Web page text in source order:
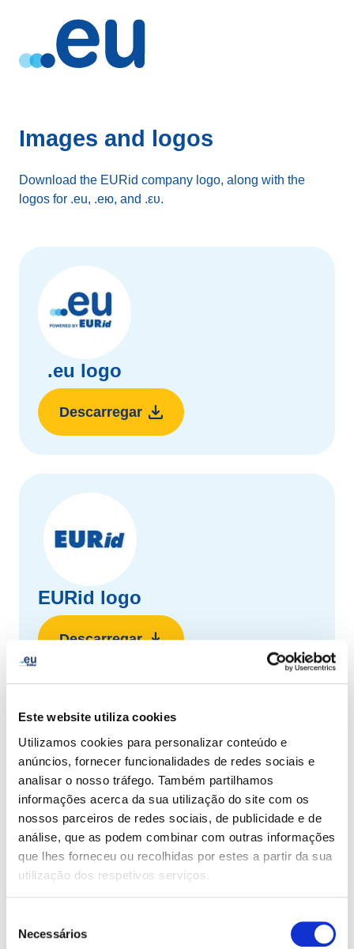
Este website utiliza cookies
Utilizamos cookies para personalizar conteúdo e
anúncios, fornecer funcionalidades de redes sociais e
analisar o nosso tráfego. Também partilhamos
informações acerca da sua utilização do site com os
nossos parceiros de redes sociais, de publicidade e de
análise, que as podem combinar com outras informações
que lhes forneceu ou recolhidas por estes a partir da sua
utilização dos respetivos serviços.
Necessários
Images and logos
Download the EURid company logo, along with the
logos for .eu, .ею, and .ευ.
.eu logo
Descarregar
EURid logo
Descarregar
.ею logo